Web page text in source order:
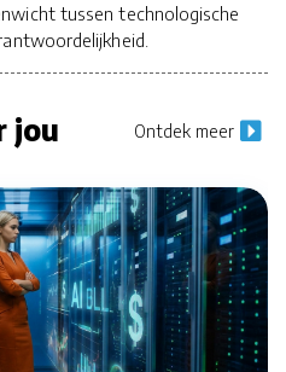
tussen technologische
jou Ontdek meer